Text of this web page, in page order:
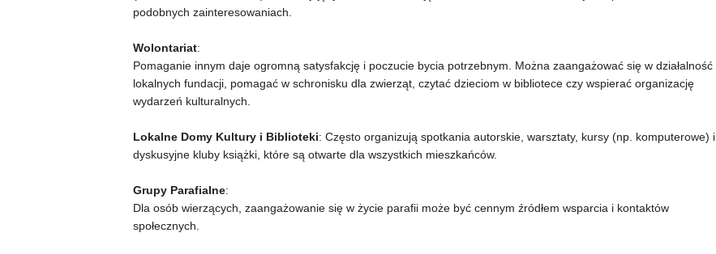
podobnych zainteresowaniach.
Wolontariat:
Pomaganie innym daje ogromną satysfakcję i poczucie bycia potrzebnym. Można zaangażować się w działalność
lokalnych fundacji, pomagać w schronisku dla zwierząt, czytać dzieciom w bibliotece czy wspierać organizację
wydarzeń kulturalnych.
Lokalne Domy Kultury i Biblioteki: Często organizują spotkania autorskie, warsztaty, kursy (np. komputerowe) i
dyskusyjne kluby książki, które są otwarte dla wszystkich mieszkańców.
Grupy Parafialne:
Dla osób wierzących, zaangażowanie się w życie parafii może być cennym źródłem wsparcia i kontaktów
społecznych.